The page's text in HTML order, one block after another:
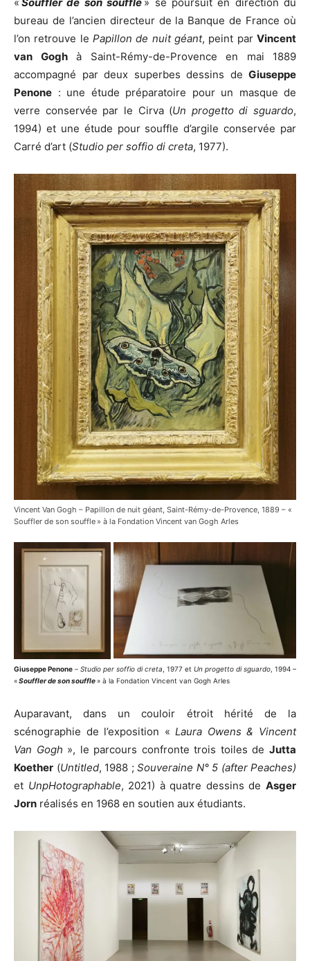
bureau de l’ancien directeur de la Banque de France où
l’on retrouve le Papillon de nuit géant, peint par Vincent
van Goghà Saint-Rémy-de-Provence en mai 1889
accompagné par deux superbes dessins de Giuseppe
Penone : une étude préparatoire pour un masque de
verre conservée par le Cirva (Un progetto di sguardo,
1994) et une étude pour souffle d’argile conservée par
Carré d’art (Studio per soffio di creta, 1977).
Vincent Van Gogh – Papillon de nuit géant, Saint-Rémy-de-Provence, 1889 – «
Souffler de son souffle » à la Fondation Vincent van Gogh Arles
Giuseppe Penone – Studio per soffio di creta , 1977 et Un progetto di sguardo , 1994 –
«Souffler de son souffle » à la Fondation Vincent van Gogh Arles
Auparavant, dans un couloir étroit hérité de la
scénographie de l’exposition « Laura Owens & Vincent
Van Gogh », le parcours confronte trois toiles deJutta
Koether (Untitled, 1988 ; Souveraine N° 5 (after Peaches)
et UnpHotographable, 2021) à quatre dessins deAsger
Jorn réalisés en 1968 en soutien aux étudiants.